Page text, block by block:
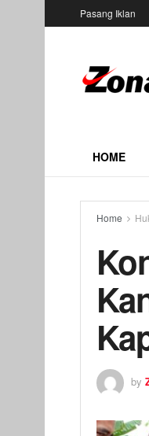
Pasang Iklan
HOME
Home
by